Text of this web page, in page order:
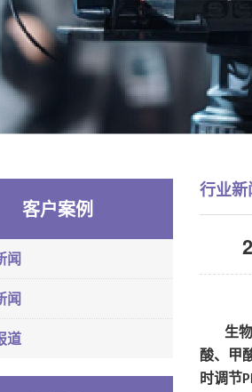
客户案例
闻
闻
道
行业新
生
酸、甲
时调节